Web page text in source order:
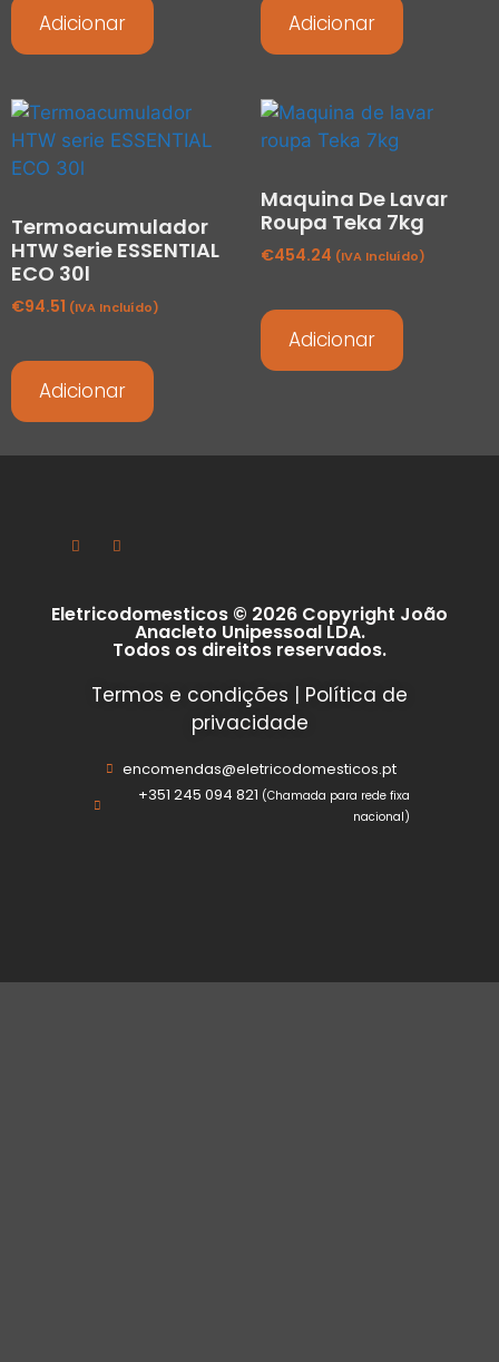
Adicionar Adicionar
Termoacumulador
HTW Serie ESSENTIAL
ECO 30l
€94.51 (IVA Incluído)
Adicionar
Maquina De Lavar
Roupa Teka 7kg
€454.24 (IVA Incluído)
Adicionar
Eletricodomesticos © 2026 Copyright João
Anacleto Unipessoal LDA.
Todos os direitos reservados.
Termos e condições | Política de
privacidade
encomendas@eletricodomesticos.pt
+351 245 094 821 (Chamada para rede fixa
nacional)